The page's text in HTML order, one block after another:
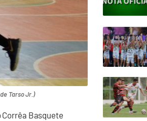
Tarso Jr.)
Corrêa Basquete